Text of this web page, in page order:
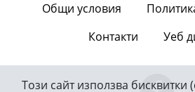
Общи условия
Контакти
Уеб
Този сайт използва бисквитки